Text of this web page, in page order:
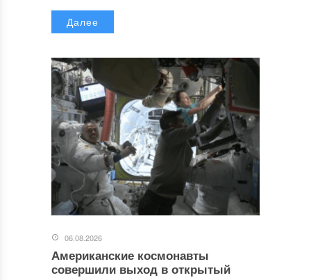
Далее
06.08.2026
Американские космонавты
совершили выход в открытый